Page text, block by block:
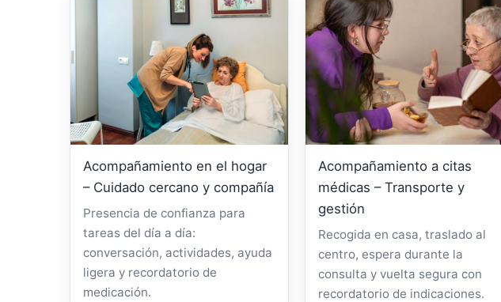
Acompañamiento en el hogar
– Cuidado cercano y compañía
Presencia de confianza para
tareas del día a día:
conversación, actividades, ayuda
ligera y recordatorio de
medicación.
Acompañamiento a citas
médicas – Transporte y
gestión
Recogida en casa, traslado al
centro, espera durante la
consulta y vuelta segura con
recordatorio de indicaciones.